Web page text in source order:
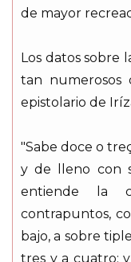
de mayor
Los datos sobre
tan numerosos
epistolario de
"Sabe doce o
y de lleno con
entiende la
contrapuntos,
bajo, a sobre
tres y a cuatro;